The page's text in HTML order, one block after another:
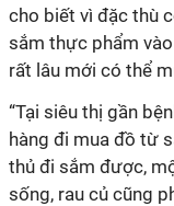
cho biết vì đặc thù
sắm thực phẩm
rất lâu mới có thể
“Tại siêu thị gần
hàng đi mua đồ từ
thủ đi sắm được,
sống, rau củ cũng